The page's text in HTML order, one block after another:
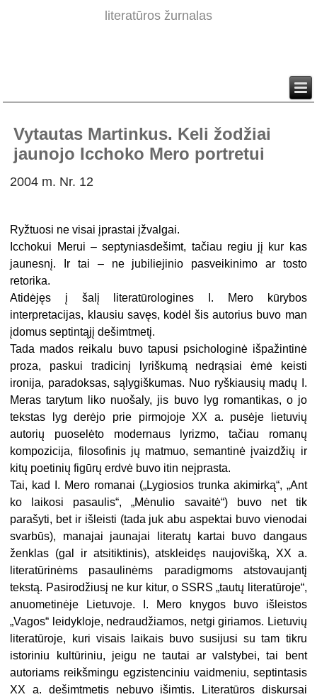
literatūros žurnalas
Vytautas Martinkus. Keli žodžiai
jaunojo Icchoko Mero portretui
2004 m. Nr. 12
Ryžtuosi ne visai įprastai įžvalgai.
Icchokui Merui – septyniasdešimt, tačiau regiu jį kur kas
jaunesnį. Ir tai – ne jubiliejinio pasveikinimo ar tosto
retorika.
Atidėjęs į šalį literatūrologines I. Mero kūrybos
interpretacijas, klausiu savęs, kodėl šis autorius buvo man
įdomus septintąjį dešimtmetį.
Tada mados reikalu buvo tapusi psichologinė išpažintinė
proza, paskui tradicinį lyriškumą nedrąsiai ėmė keisti
ironija, paradoksas, sąlygiškumas. Nuo ryškiausių madų I.
Meras tarytum liko nuošaly, jis buvo lyg romantikas, o jo
tekstas lyg derėjo prie pirmojoje XX a. pusėje lietuvių
autorių puoselėto modernaus lyrizmo, tačiau romanų
kompozicija, filosofinis jų matmuo, semantinė įvaizdžių ir
kitų poetinių figūrų erdvė buvo itin neįprasta.
Tai, kad I. Mero romanai („Lygiosios trunka akimirką“, „Ant
ko laikosi pasaulis“, „Mėnulio savaitė“) buvo net tik
parašyti, bet ir išleisti (tada juk abu aspektai buvo vienodai
svarbūs), manajai jaunajai literatų kartai buvo dangaus
ženklas (gal ir atsitiktinis), atskleidęs naujovišką, XX a.
literatūrinėms pasaulinėms paradigmoms atstovaujantį
tekstą. Pasirodžiusį ne kur kitur, o SSRS „tautų literatūroje“,
anuometinėje Lietuvoje. I. Mero knygos buvo išleistos
„Vagos“ leidykloje, nedraudžiamos, netgi giriamos. Lietuvių
literatūroje, kuri visais laikais buvo susijusi su tam tikru
istoriniu kultūriniu, jeigu ne tautai ar valstybei, tai bent
autoriams reikšmingu egzistenciniu vaidmeniu, septintasis
XX a. dešimtmetis nebuvo išimtis. Literatūros diskursai